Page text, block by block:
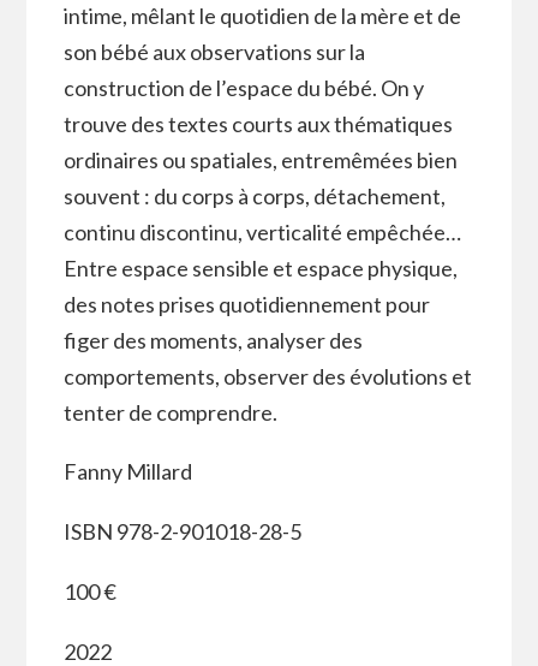
intime, mêlant le quotidien de la mère et de
son bébé aux observations sur la
construction de l’espace du bébé. On y
trouve des textes courts aux thématiques
ordinaires ou spatiales, entremêmées bien
souvent : du corps à corps, détachement,
continu discontinu, verticalité empêchée…
Entre espace sensible et espace physique,
des notes prises quotidiennement pour
figer des moments, analyser des
comportements, observer des évolutions et
tenter de comprendre.
Fanny Millard
ISBN 978-2-901018-28-5
100 €
2022